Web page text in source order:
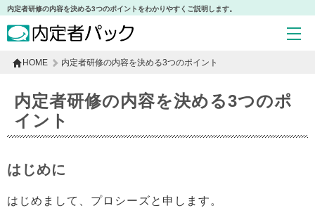
内定者研修の内容を決める3つのポイントをわかりやすくご説明します。
HOME 内定者研修の内容を決める3つのポイント
内定者研修の内容を決める3つのポ
イント
はじめに
はじめまして、プロシーズと申します。